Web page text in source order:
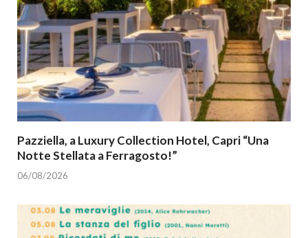
Pazziella, a Luxury Collection Hotel, Capri “Una
Notte Stellata a Ferragosto!”
06/08/2026